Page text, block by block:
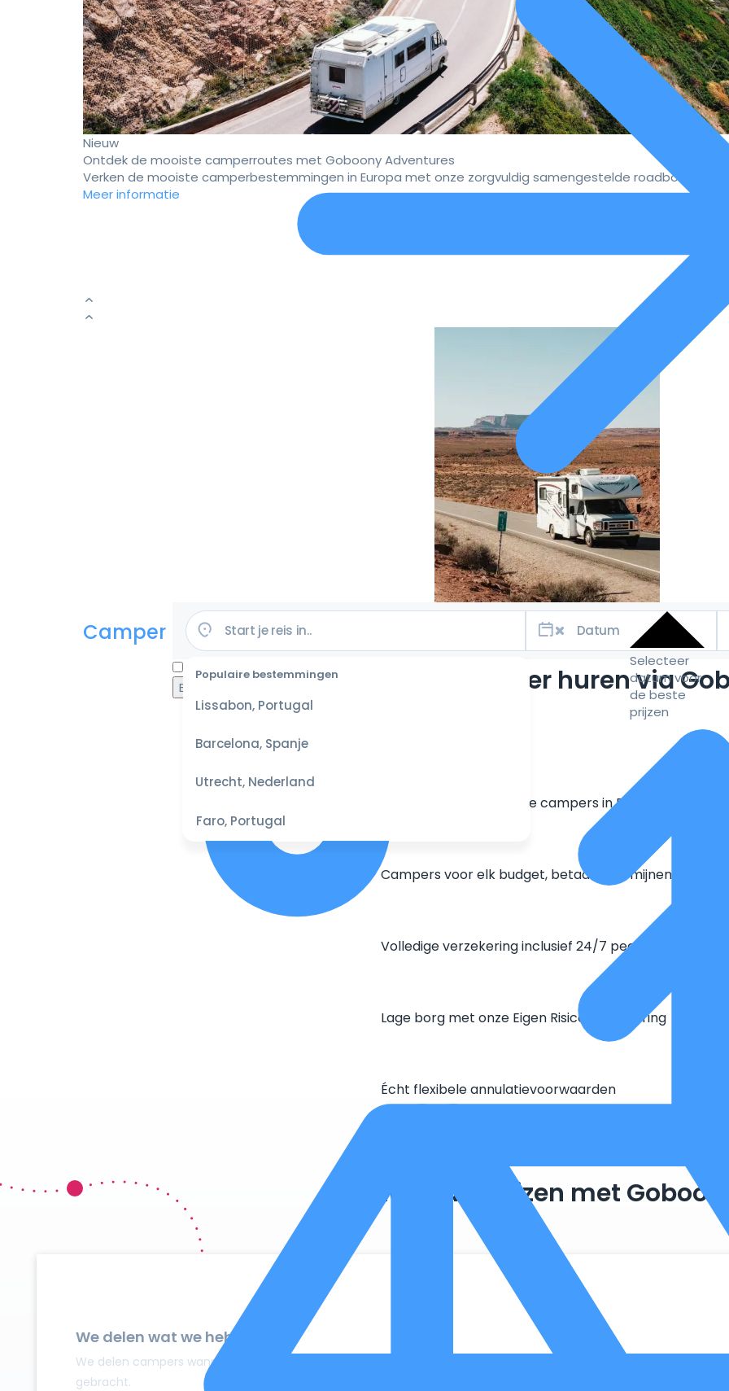
Populaire bestemmingen
Lissabon, Portugal
Barcelona, Spanje
Utrecht, Nederland
Faro, Portugal
Selecteer
datum voor
de beste
prijzen
Nieuw
Ontdek de mooiste camperroutes met Goboony Adventures
Verken de mooiste camperbestemmingen in Europa met onze zorgvuldig samengestelde roadbooks.
Meer informatie
Camper huren in de VS
Waarom een camper huren via
Grootste aanbod unieke campers in Europa
Campers voor elk budget, betaal in termijnen
Volledige verzekering inclusief 24/7 pechhulp
Lage borg met onze Eigen Risico Verzekering
Écht flexibele annulatievoorwaarden
Duurzaam reizen met
We delen wat we hebben
We delen campers wanneer ze niet gebruikt worden. Zo maken we optimaal gebruik van wat er al beschikbaar
gebracht.